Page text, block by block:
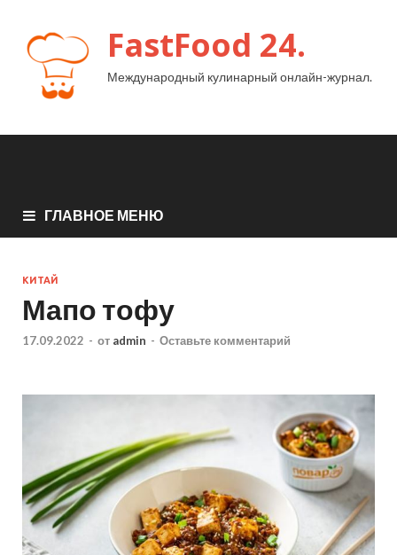
FastFood 24.
Международный кулинарный онлайн-журнал.
ГЛАВНОЕ МЕНЮ
КИТАЙ
Мапо тофу
17.09.2022 - от admin - Оставьте комментарий